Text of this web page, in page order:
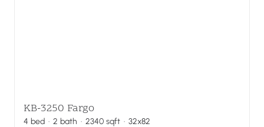
KB-3250 Fargo
4 bed · 2 bath · 2340 sqft· 32x82